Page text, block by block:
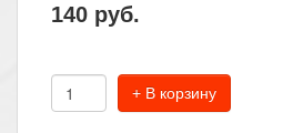
140 руб.
+ В корзину